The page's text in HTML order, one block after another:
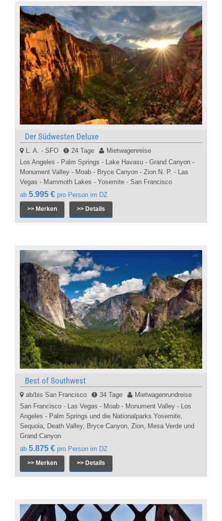
Der Südwesten Deluxe
L. A. - SFO 24 Tage
Mietwagenreise
Los Angeles - Palm Springs - Lake Havasu - Grand Canyon -
Monument Valley - Moab - Bryce Canyon - Zion N. P. - Las
Vegas - Mammoth Lakes - Yosemite - San Francisco
ab 5.995 € pro Person im DZ
>> Merken >> Details
Best of Southwest
ab/bis San Francisco 34 Tage
Mietwagenrundreise
San Francisco - Las Vegas - Moab - Monument Valley - Los
Angeles - Palm Springs und die Nationalparks Yosemite,
Sequoia, Death Valley, Bryce Canyon, Zion, Mesa Verde und
Grand Canyon
ab 5.875 € pro Person im DZ
>> Merken >> Details